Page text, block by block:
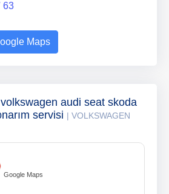
63
Maps
audi seat skoda
servisi | VOLKSWAGEN
Google Maps